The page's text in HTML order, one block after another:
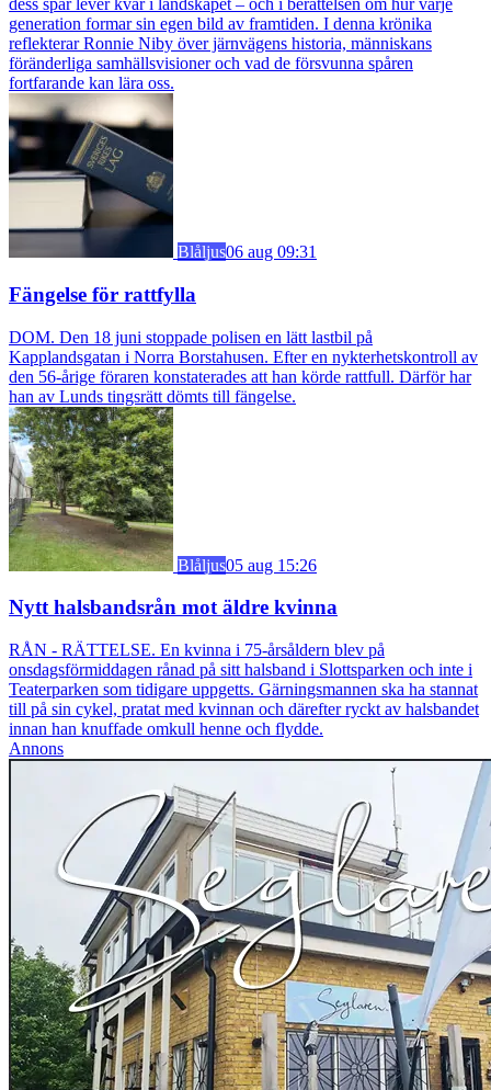
dess spår lever kvar i landskapet – och i berättelsen om hur varje
generation formar sin egen bild av framtiden. I denna krönika
reflekterar Ronnie Niby över järnvägens historia, människans
föränderliga samhällsvisioner och vad de försvunna spåren
fortfarande kan lära oss.
Blåljus06 aug 09:31
Fängelse för rattfylla
DOM. Den 18 juni stoppade polisen en lätt lastbil på
Kapplandsgatan i Norra Borstahusen. Efter en nykterhetskontroll av
den 56-årige föraren konstaterades att han körde rattfull. Därför har
han av Lunds tingsrätt dömts till fängelse.
Blåljus05 aug 15:26
Nytt halsbandsrån mot äldre kvinna
RÅN - RÄTTELSE. En kvinna i 75-årsåldern blev på
onsdagsförmiddagen rånad på sitt halsband i Slottsparken och inte i
Teaterparken som tidigare uppgetts. Gärningsmannen ska ha stannat
till på sin cykel, pratat med kvinnan och därefter ryckt av halsbandet
innan han knuffade omkull henne och flydde.
Annons